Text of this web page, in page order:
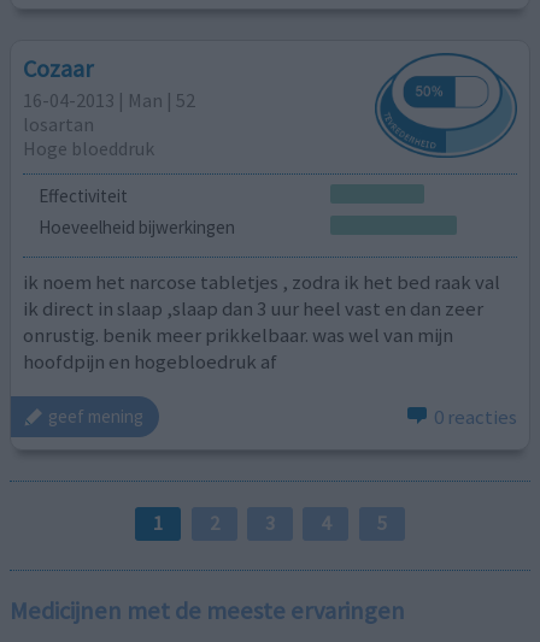
Cozaar
16-04-2013 | Man | 52
losartan
Hoge bloeddruk
Effectiviteit
Hoeveelheid bijwerkingen
ik noem het narcose tabletjes , zodra ik het bed raak val
ik direct in slaap ,slaap dan 3 uur heel vast en dan zeer
onrustig. benik meer prikkelbaar. was wel van mijn
hoofdpijn en hogebloedruk af
geef mening 0 reacties
1 2 3 4 5
Medicijnen met de meeste ervaringen